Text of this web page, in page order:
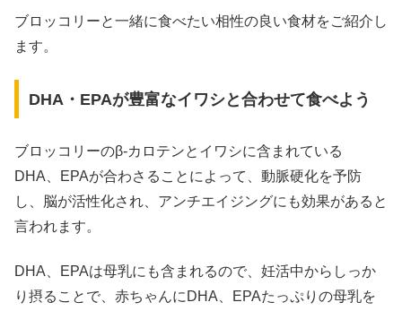
ブロッコリーと一緒に食べたい相性の良い食材をご紹介し
ます。
DHA・EPAが豊富なイワシと合わせて食べよう
ブロッコリーのβ-カロテンとイワシに含まれている
DHA、EPAが合わさることによって、動脈硬化を予防
し、脳が活性化され、アンチエイジングにも効果があると
言われます。
DHA、EPAは母乳にも含まれるので、妊活中からしっか
り摂ることで、赤ちゃんにDHA、EPAたっぷりの母乳を